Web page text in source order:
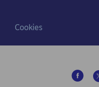
Cookies